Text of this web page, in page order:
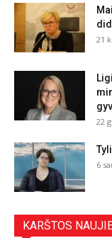
21
22
6
KARŠTOS